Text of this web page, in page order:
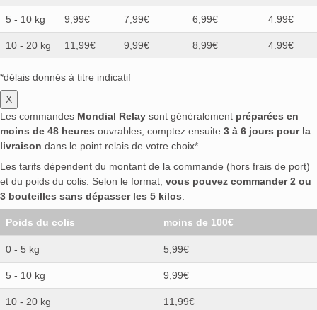
5 - 10 kg 9,99€ 7,99€ 6,99€ 4.99€
10 - 20 kg 11,99€ 9,99€ 8,99€ 4.99€
*délais donnés à titre indicatif
X
Les commandes Mondial Relay sont généralement préparées en
moins de 48 heures ouvrables, comptez ensuite 3 à 6 jours pour la
livraison dans le point relais de votre choix*.
Les tarifs dépendent du montant de la commande (hors frais de port)
et du poids du colis. Selon le format, vous pouvez commander 2 ou
3 bouteilles sans dépasser les 5 kilos.
Poids du colis moins de 100€
0 - 5 kg 5,99€
5 - 10 kg 9,99€
10 - 20 kg 11,99€